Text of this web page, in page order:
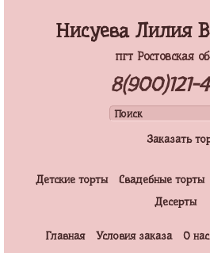
Нисуева Лилия
пгт Ростовская
8(900)121-
Заказать
Детские торты Свадебные торты
Десерты
Главная Условия заказа О нас